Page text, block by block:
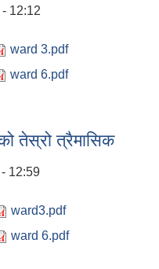
12:12
ward 3.pdf
ward 6.pdf
तेस्रो त्रैमासिक
12:59
ward3.pdf
ward 6.pdf